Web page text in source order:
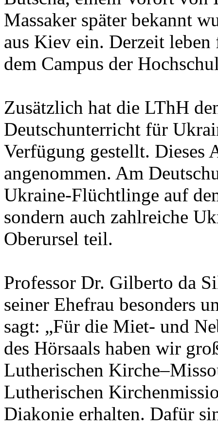
Massaker später bekannt
aus Kiev ein. Derzeit
dem Campus der
Zusätzlich hat die LThH
Deutschunterricht für
Verfügung gestellt. Dieses
angenommen. Am
Ukraine-Flüchtlinge auf
sondern auch zahlreiche
Oberursel teil.
Professor Dr. Gilberto da
seiner Ehefrau besonders
sagt: „Für die Miet- und
des Hörsaals haben wir
Lutherischen
Lutherischen
Diakonie erhalten. Dafür